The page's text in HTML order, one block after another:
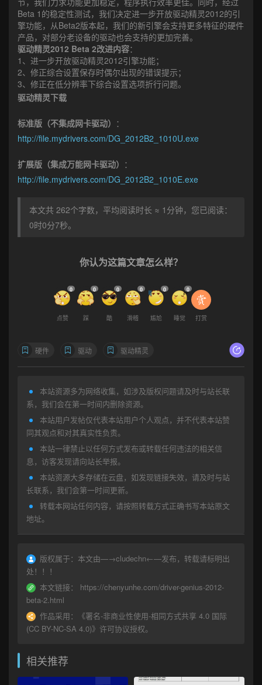
Beta 1的稳定性测试，我们决定进一步开放驱动精灵2012的引
擎功能，从Beta2版本起，我们的新引擎会支持更多特征的硬件
产品，对部分老设备的驱动也会支持的更加完善。
驱动精灵2012 Beta 2改进内容：
1、进一步开放驱动精灵2012引擎功能；
2、修正综合设置保存时偶尔出现的错误提示；
3、修正在低分辨率下综合设置选项折行问题。
驱动精灵下载
标准版（不集成网卡驱动） ：
http://file.mydrivers.com/DG_2012B2_1010U.exe
扩展版（集成万能网卡驱动） ：
http://file.mydrivers.com/DG_2012B2_1010E.exe
本文共 262个字数，平均阅读时长 ≈ 1分钟，您已阅读：
0时0分8秒。
你认为这篇文章怎么样？
0
点赞
0
踩
0
酷
0
滑稽
0
尴尬
0
睡觉 打赏
硬件 驱动 驱动精灵
本站资源多为网络收集，如涉及版权问题请及时与站长联
系，我们会在第一时间内删除资源。
本站用户发帖仅代表本站用户个人观点，并不代表本站赞
同其观点和对其真实性负责。
本站一律禁止以任何方式发布或转载任何违法的相关信
息，访客发现请向站长举报。
本站资源大多存储在云盘，如发现链接失效，请及时与站
长联系，我们会第一时间更新。
转载本网站任何内容，请按照转载方式正确书写本站原文
地址。
版权属于： 本文由—→cludechn←—发布，转载请标明出
处！！！
本文链接：
https://chenyunhe.com/driver-genius-2012-
beta-2.html
作品采用：
《署名-非商业性使用-相同方式共享 4.0 国际
(CC BY-NC-SA 4.0)》许可协议授权。
相关推荐